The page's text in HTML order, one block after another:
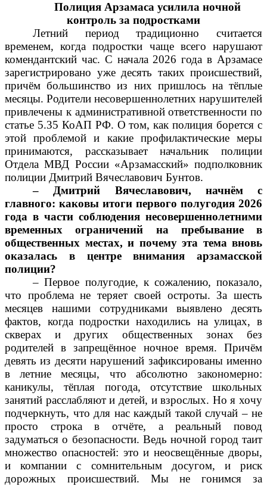
Полиция Арзамаса усилила ночной
контроль за подростками
Летний период традиционно считается
временем, когда подростки чаще всего нарушают
комендантский час. С начала 2026 года в Арзамасе
зарегистрировано уже десять таких происшествий,
причём большинство из них пришлось на тёплые
месяцы. Родители несовершеннолетних нарушителей
привлечены к административной ответственности по
статье 5.35 КоАП РФ. О том, как полиция борется с
этой проблемой и какие профилактические меры
принимаются, рассказывает начальник полиции
Отдела МВД России «Арзамасский» подполковник
полиции Дмитрий Вячеславович Бунтов.
– Дмитрий Вячеславович, начнём с
главного: каковы итоги первого полугодия 2026
года в части соблюдения несовершеннолетними
временных ограничений на пребывание в
общественных местах, и почему эта тема вновь
оказалась в центре внимания арзамасской
полиции?
– Первое полугодие, к сожалению, показало,
что проблема не теряет своей остроты. За шесть
месяцев нашими сотрудниками выявлено десять
фактов, когда подростки находились на улицах, в
скверах и других общественных зонах без
родителей в запрещённое ночное время. Причём
девять из десяти нарушений зафиксированы именно
в летние месяцы, что абсолютно закономерно:
каникулы, тёплая погода, отсутствие школьных
занятий расслабляют и детей, и взрослых. Но я хочу
подчеркнуть, что для нас каждый такой случай – не
просто строка в отчёте, а реальный повод
задуматься о безопасности. Ведь ночной город таит
множество опасностей: это и неосвещённые дворы,
и компании с сомнительным досугом, и риск
дорожных происшествий. Мы не гонимся за